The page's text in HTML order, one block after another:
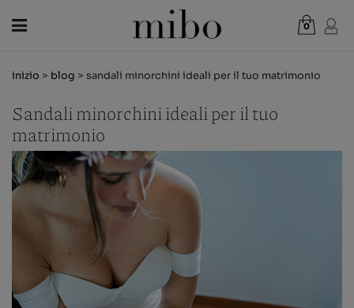
DONNA
UOMO
BAMBINI
NOVITÀ
BUONO REGALO
NEGOZI
OUTLET
0
CREDI NEL PERCORSO
inizio > blog > sandali minorchini ideali per il tuo matrimonio
Sandali minorchini ideali per il tuo
matrimonio